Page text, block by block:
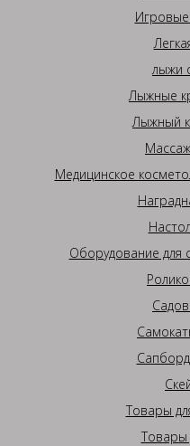
лыжи
Лыжные
Лыжный
Медицинское
Оборудование для
Товары
Товары